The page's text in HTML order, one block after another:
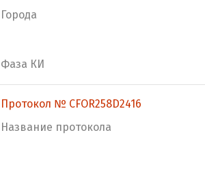
Города
Фаза КИ
Протокол № CFOR258D2416
Название протокола